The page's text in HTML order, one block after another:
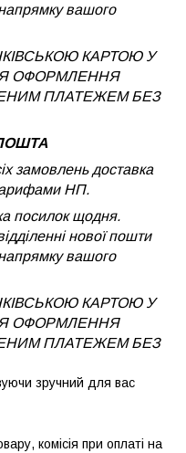
вашого
КАРТОЮ У
ОФОРМЛЕННЯ
ПЛАТЕЖЕМ БЕЗ
замовлень доставка
НП.
посилок щодня.
нової пошти
вашого
КАРТОЮ У
ОФОРМЛЕННЯ
ПЛАТЕЖЕМБЕЗ
зручний для вас
комісія при оплаті на